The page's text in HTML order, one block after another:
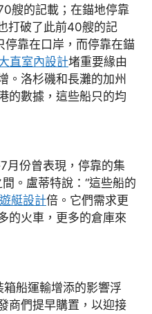
艘的記載；在錨地停靠
打破了此前40艘的記
停靠在口岸，而停靠在錨
直室內設計堵重要緣由
。洛杉磯和長灘的加州
的數據，這些船只的均
份曾表現，停靠的集
。盧蒂特說：“這些船的
遊艇設計倍。它們需求更
的火車，更多的倉庫來
船運輸增添的影響浮
商們提早購置，以迎接